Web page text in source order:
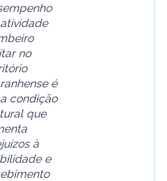
no
é
condição
que
à
e